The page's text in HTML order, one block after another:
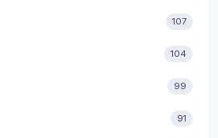
107
104
99
91